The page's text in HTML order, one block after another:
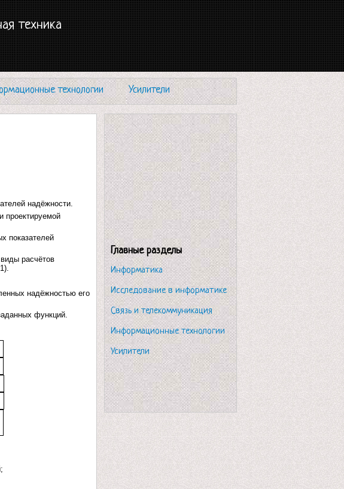
техника
технологии Усилители
надёжности.
проектируемой
показателей
расчётов
надёжностью его
функций.
Главные разделы
Информатика
Исследование в информатике
Связь и телекоммуникация
Информационные технологии
Усилители